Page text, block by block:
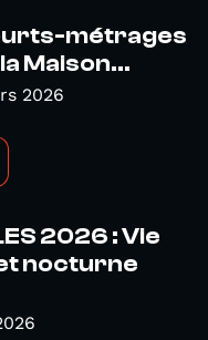
métrages
Maison...
2026
2026 : Vie
nocturne